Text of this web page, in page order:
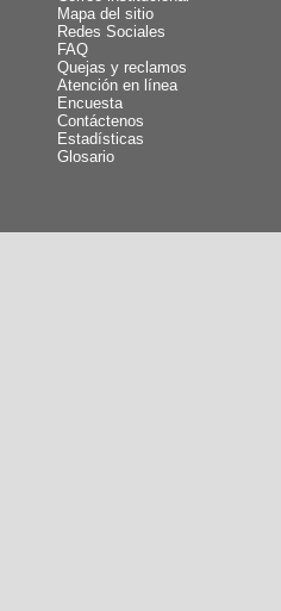
Mapa del sitio
Redes Sociales
FAQ
Quejas y reclamos
Atención en línea
Encuesta
Contáctenos
Estadísticas
Glosario